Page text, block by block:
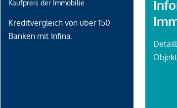
Kaufpreis der Immobilie
Kreditvergleich von über 150
Banken mit Infina.